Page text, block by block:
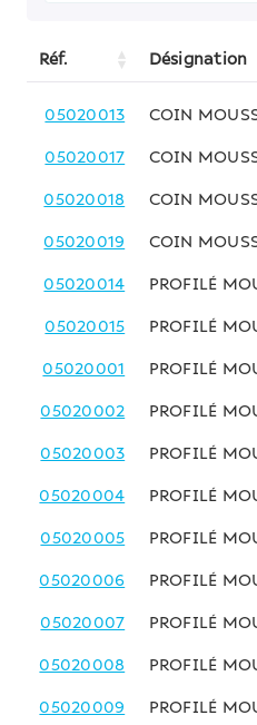
Réf. Désignation
05020013 COIN
05020017 COIN
05020018 COIN
05020019 COIN
05020014 PROFILÉ
05020015 PROFILÉ
05020001 PROFILÉ
05020002 PROFILÉ
05020003 PROFILÉ
05020004 PROFILÉ
05020005 PROFILÉ
05020006 PROFILÉ
05020007 PROFILÉ
05020008 PROFILÉ
05020009 PROFILÉ